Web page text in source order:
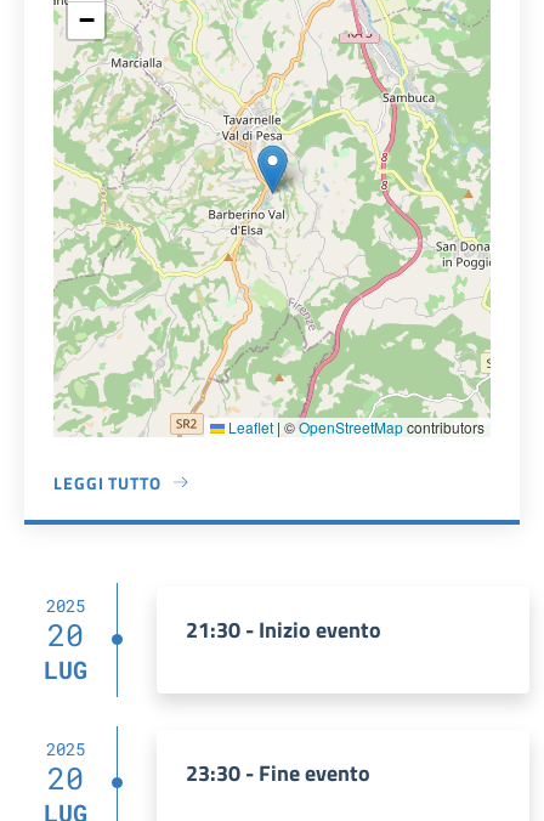
−
Leaflet | ©OpenStreetMapcontributors
LEGGI TUTTO
A PROPOSITO DI ARENA CINEMATOGRAFICA ESTIVA
2025
20
LUG
21:30 - Inizio evento
2025
20
LUG
23:30 - Fine evento